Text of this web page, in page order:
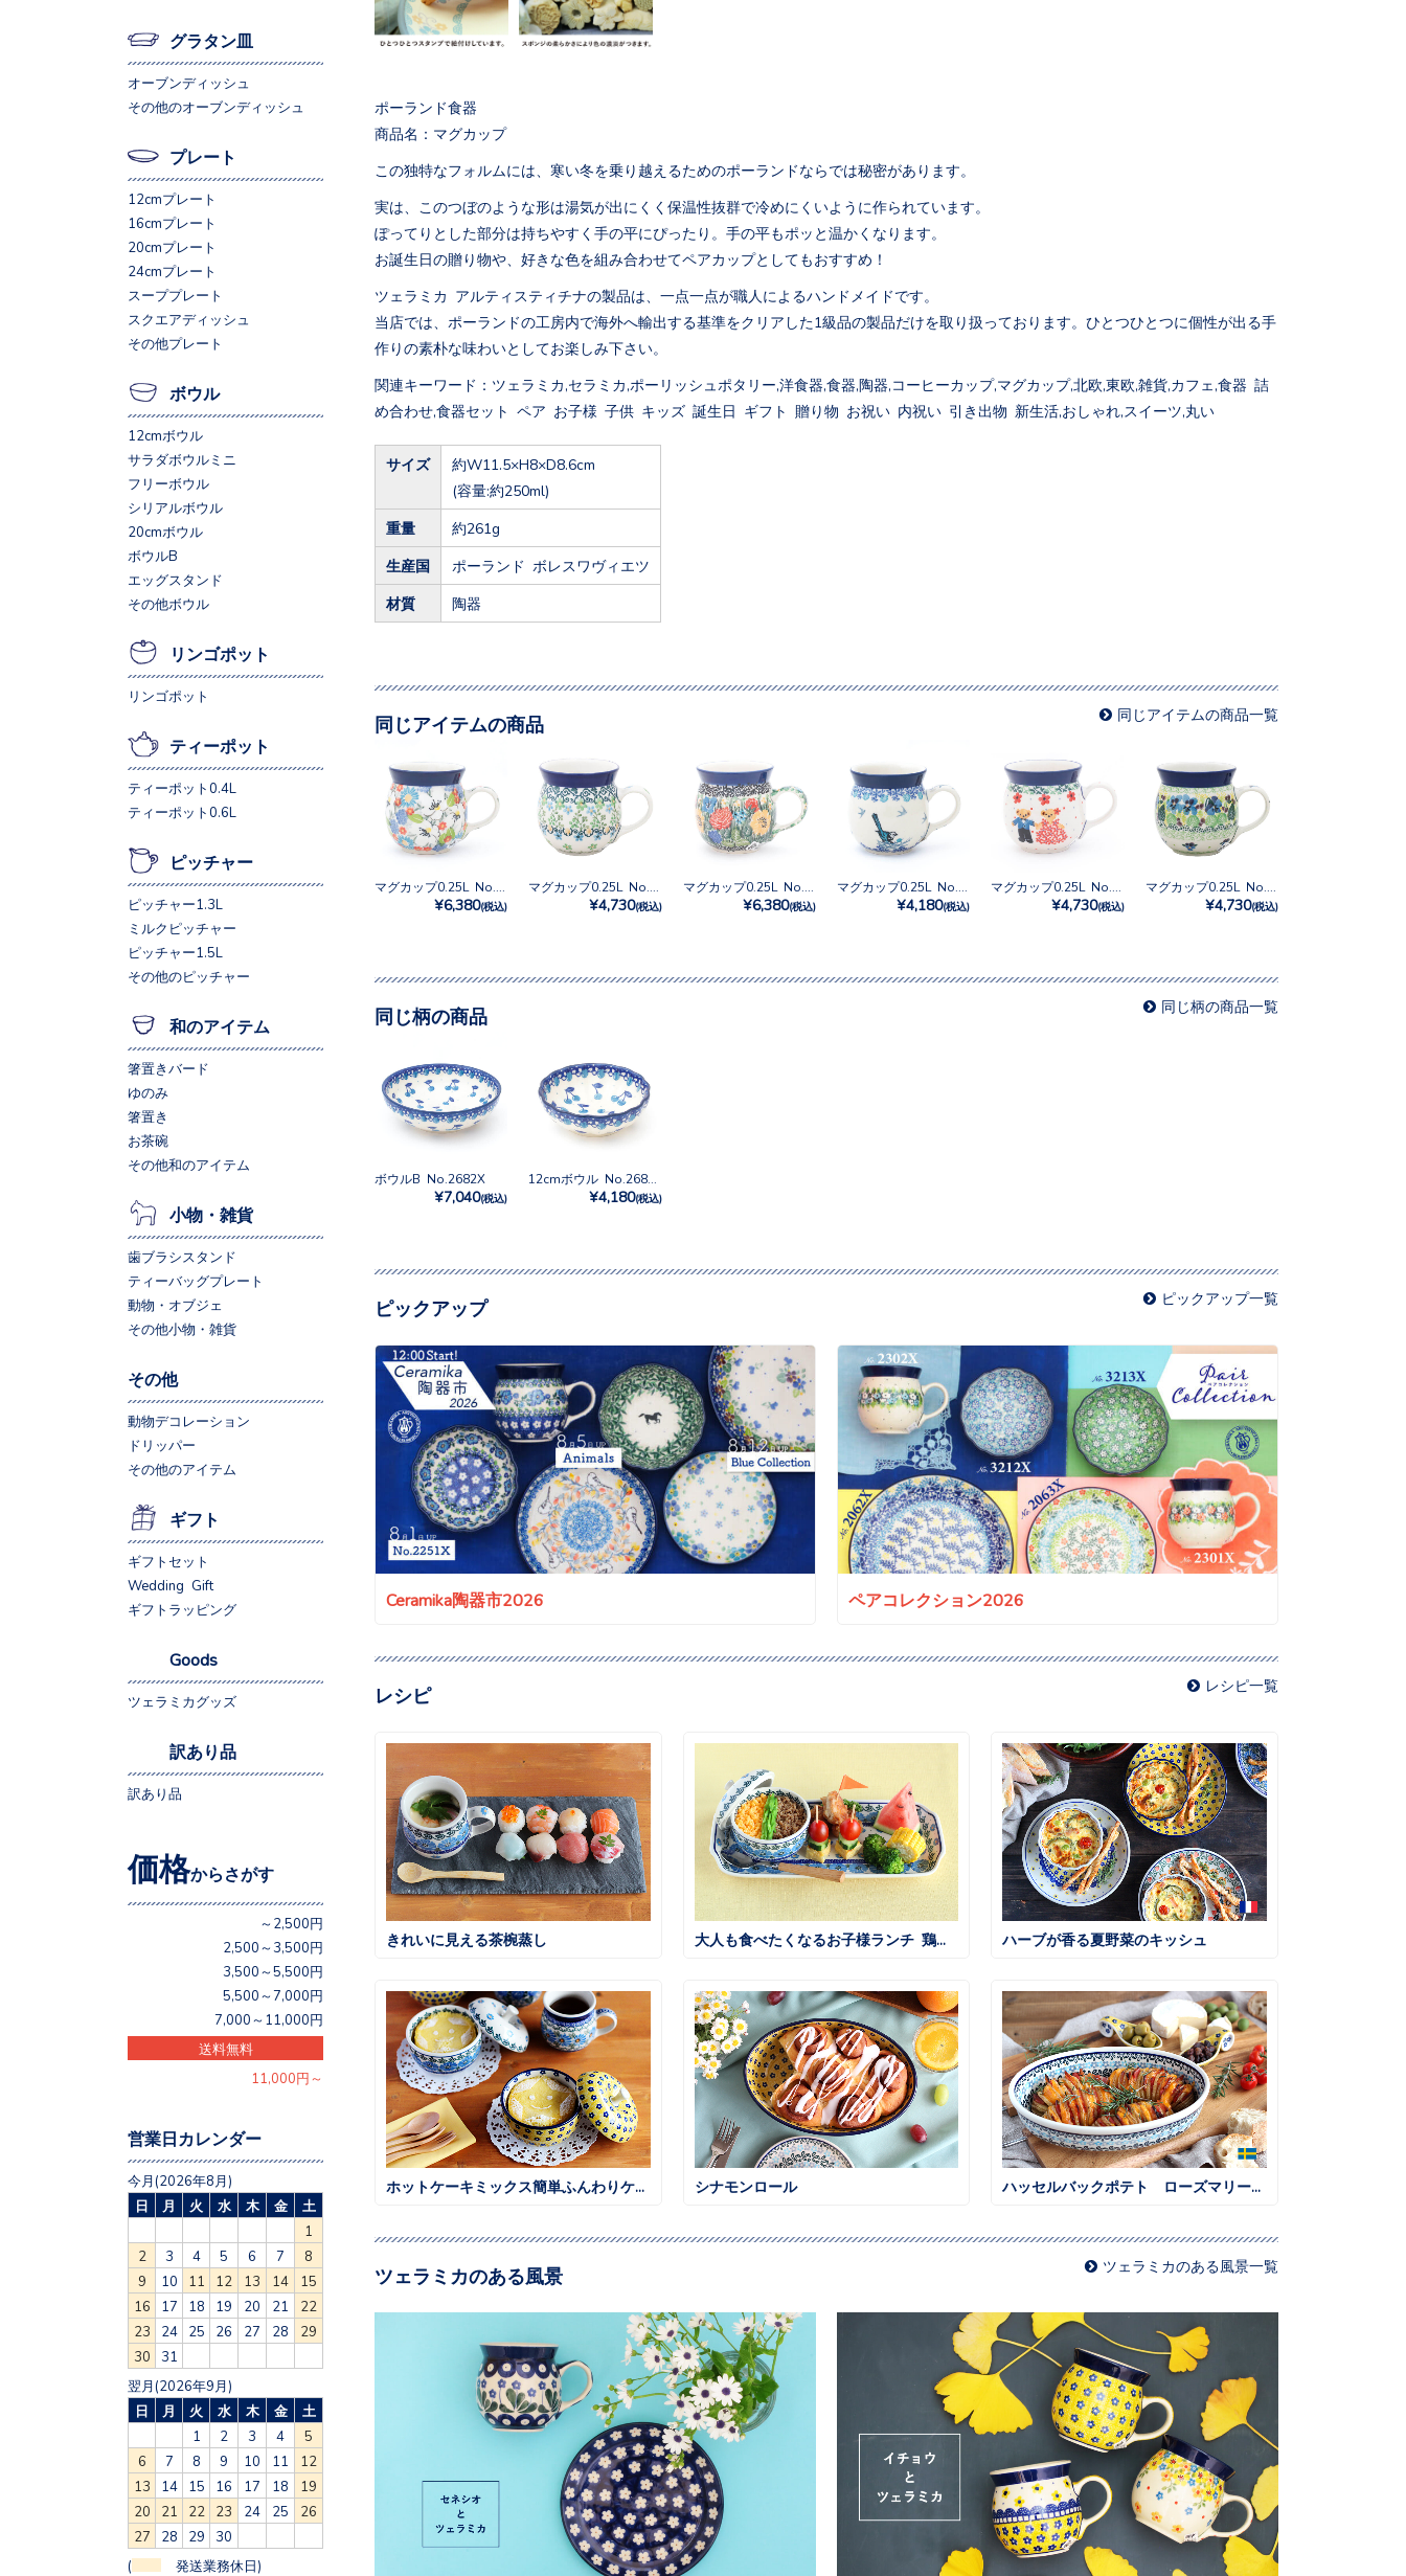
ポーランド食器
商品名：マグカップ
この独特なフォルムには、寒い冬を乗り越えるためのポーランドならでは秘密があります。
実は、このつぼのような形は湯気が出にくく保温性抜群で冷めにくいように作られています。
ぽってりとした部分は持ちやすく手の平にぴったり。手の平もポッと温かくなります。
お誕生日の贈り物や、好きな色を組み合わせてペアカップとしてもおすすめ！
ツェラミカ アルティスティチナの製品は、一点一点が職人によるハンドメイドです。
当店では、ポーランドの工房内で海外へ輸出する基準をクリアした1級品の製品だけを取り扱っております。ひとつひとつに個性が出る手
作りの素朴な味わいとしてお楽しみ下さい。
関連キーワード：ツェラミカ,セラミカ,ポーリッシュポタリー,洋食器,食器,陶器,コーヒーカップ,マグカップ,北欧,東欧,雑貨,カフェ,食器 詰
め合わせ,食器セット ペア お子様 子供 キッズ 誕生日 ギフト 贈り物 お祝い 内祝い 引き出物 新生活,おしゃれ,スイーツ,丸い
サイズ
約W11.5×H8×D8.6cm
(容量:約250ml)
重量 約261g
生産国 ポーランド ボレスワヴィエツ
材質 陶器
同じアイテムの商品 同じアイテムの商品一覧
¥6,380(税込) ¥4,730(税込) ¥6,380(税込) ¥4,180(税込) ¥4,730(税込) ¥4,730(税込)
同じ柄の商品 同じ柄の商品一覧
ボウルB No.2682X
¥7,040(税込) ¥4,180(税込)
ピックアップ ピックアップ一覧
Ceramika陶器市2026 ペアコレクション2026
レシピ レシピ一覧
きれいに見える茶椀蒸し 大人も食べたくなるお子様ランチ 鶏そぼろごはん ハーブが香る夏野菜のキッシュ
ホットケーキミックス簡単ふんわりケーキ シナモンロール ハッセルバックポテト ローズマリー風味
ツェラミカのある風景 ツェラミカのある風景一覧
グラタン皿
オーブンディッシュ
その他のオーブンディッシュ
プレート
12cmプレート
16cmプレート
20cmプレート
24cmプレート
スーププレート
スクエアディッシュ
その他プレート
ボウル
12cmボウル
サラダボウルミニ
フリーボウル
シリアルボウル
20cmボウル
ボウルB
エッグスタンド
その他ボウル
リンゴポット
リンゴポット
ティーポット
ティーポット0.4L
ティーポット0.6L
ピッチャー
ピッチャー1.3L
ミルクピッチャー
ピッチャー1.5L
その他のピッチャー
和のアイテム
箸置きバード
ゆのみ
箸置き
お茶碗
その他和のアイテム
小物・雑貨
歯ブラシスタンド
ティーバッグプレート
動物・オブジェ
その他小物・雑貨
その他
動物デコレーション
ドリッパー
その他のアイテム
ギフト
ギフトセット
Wedding Gift
ギフトラッピング
Goods
ツェラミカグッズ
訳あり品
訳あり品
価格からさがす
～2,500円
2,500～3,500円
3,500～5,500円
5,500～7,000円
7,000～11,000円
送料無料
11,000円～
営業日カレンダー
今月(2026年8月)
日
月 火 水 木 金
土
1
2
3 4 5 6 7
8
9
10 11 12 13 14
15
16
17 18 19 20 21
22
23
24 25 26 27 28
29
30
31
翌月(2026年9月)
日
月 火 水 木 金
土
1
2 3 4
5
6
7 8 9 10 11
12
13
14 15 16 17 18
19
20
21 22 23 24 25
26
27
28 29 30
( 発送業務休日)